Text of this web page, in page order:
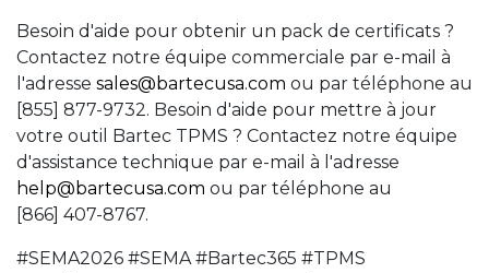
Besoin d'aide pour obtenir un pack de certificats ?
Contactez notre équipe commerciale par e-mail à
l'adresse sales@bartecusa.com ou par téléphone au
[855] 877-9732. Besoin d'aide pour mettre à jour
votre outil Bartec TPMS ? Contactez notre équipe
d'assistance technique par e-mail à l'adresse
help@bartecusa.com ou par téléphone au
[866] 407-8767.
#SEMA2026 #SEMA #Bartec365 #TPMS